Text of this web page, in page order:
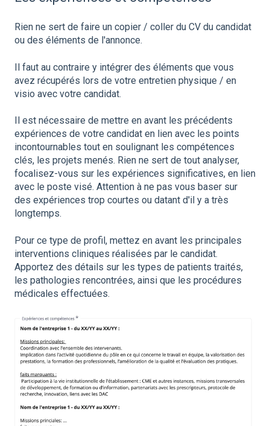
Rien ne sert de faire un copier / coller du CV du candidat
ou des éléments de l'annonce.
Il faut au contraire y intégrer des éléments que vous
avez récupérés lors de votre entretien physique / en
visio avec votre candidat.
Il est nécessaire de mettre en avant les précédents
expériences de votre candidat en lien avec les points
incontournables tout en soulignant les compétences
clés, les projets menés. Rien ne sert de tout analyser,
focalisez-vous sur les expériences significatives, en lien
avec le poste visé. Attention à ne pas vous baser sur
des expériences trop courtes ou datant d'il y a très
longtemps.
Pour ce type de profil, mettez en avant les principales
interventions cliniques réalisées par le candidat.
Apportez des détails sur les types de patients traités,
les pathologies rencontrées, ainsi que les procédures
médicales effectuées.